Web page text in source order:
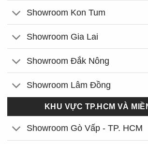
Showroom Kon Tum
Showroom Gia Lai
Showroom Đắk Nông
Showroom Lâm Đồng
KHU VỰC TP.HCM VÀ
Showroom Gò Vấp - TP. HCM